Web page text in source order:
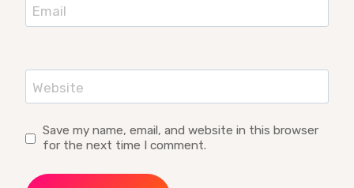
Email
Website
Save my name, email, and website in this browser
for the next time I comment.